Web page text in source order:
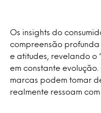
Os insights do
compreensão profunda
e atitudes, revelando o
em constante evolução.
marcas podem tomar
realmente ressoam com